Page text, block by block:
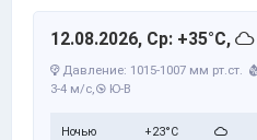
12.08.2026, Ср: +35°C,
Давление: 1015-1007 мм рт.ст.
3-4 м/с,
Ю-В
Ночью +23°C